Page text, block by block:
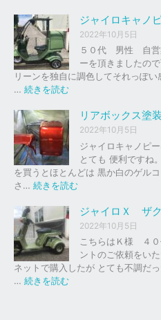
イ
ク
車
下
、
買
取
を
は
ま
し
た
。
ャ
イ
ロ
ッ
ド
ッ
ド
ジャイロキャノ
2022年10月5日
５０代 男性 自営
ーを頂きましたの
リーンを独自に調色してそれっぽい
… 続きを読む
イ
ロ
キ
ャ
ノ
ピ
ー
ザ
ク
仕
様
リアボックス塗装
2022年10月5日
ジャイロキャノピ
とても 便利ですね
を買うとほとんどは 黒か白のゲル
さ… 続きを読む
ア
ボ
ッ
ク
ス
ジャイロＸ ザ
2022年10月5日
こちらはＫ様 ４
ントのご依頼をい
ネットで購入したが とても不調だ
… 続きを読む